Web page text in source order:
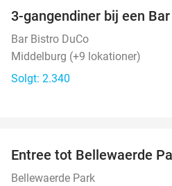
3-gangendiner bij een
Bar Bistro DuCo
Middelburg (+9 lokationer)
Solgt: 2.340
Entree tot Bellewaerde
Bellewaerde Park